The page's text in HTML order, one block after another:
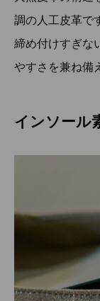
調の人工皮革で
締め付けすぎな
やすさを兼ね備
インソール